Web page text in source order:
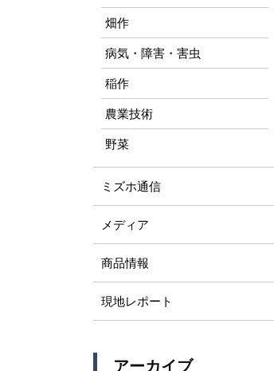
畑作
病気・障害・害虫
稲作
農業技術
野菜
ミズホ通信
メディア
商品情報
現地レポート
アーカイブ